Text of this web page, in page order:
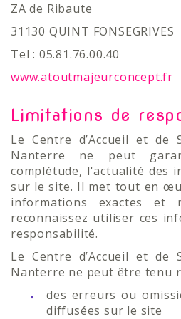
ZA de Ribaute
31130 QUINT FONSEGRIVES
Tel : 05.81.76.00.40
www.atoutmajeurconcept.fr
Limitations de
Le Centre d’Accueil et de
Nanterre ne peut
complétude, l'actualité des
sur le site. Il met tout en
informations exactes et
reconnaissez utiliser ces
responsabilité.
Le Centre d’Accueil et de
Nanterre ne peut être tenu
des erreurs ou
diffusées sur le site